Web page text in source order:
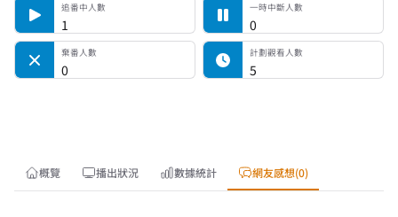
追番中人數
1
一時中斷人數
0
棄番人數
0
計劃觀看人數
5
概覽 播出狀況 數據統計 網友感想(0)